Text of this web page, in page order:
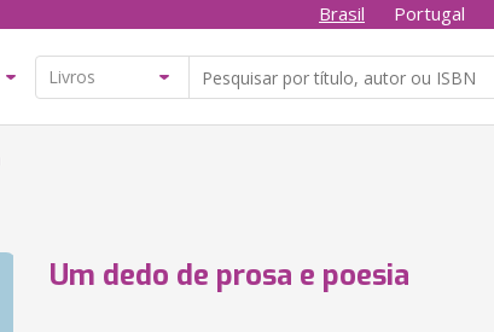
Brasil Portugal
Um dedo de prosa e poesia